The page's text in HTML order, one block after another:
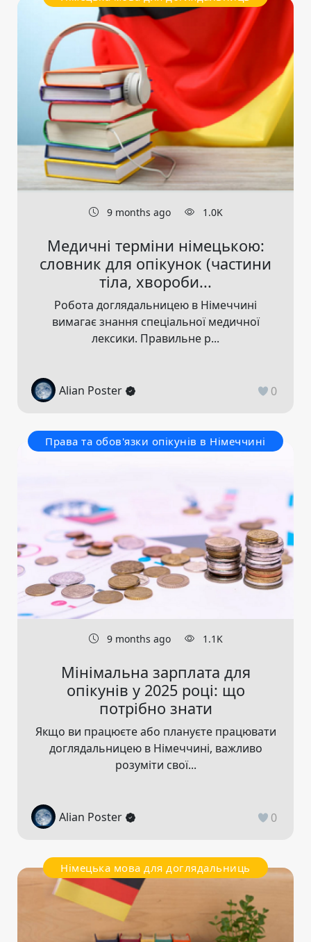
9 months ago 1.0K
Медичні терміни німецькою:
словник для опікунок (частини
тіла, хвороби...
Робота доглядальницею в Німеччині
вимагає знання спеціальної медичної
лексики. Правильне р...
Alian Poster 0
Права та обов'язки опікунів в Німеччині
9 months ago 1.1K
Мінімальна зарплата для
опікунів у 2025 році: що
потрібно знати
Якщо ви працюєте або плануєте працювати
доглядальницею в Німеччині, важливо
розуміти свої...
Alian Poster 0
Німецька мова для доглядальниць